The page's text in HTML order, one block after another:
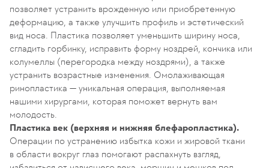
позволяет устранить врожденную или приобретенную
деформацию, а также улучшить профиль и эстетический
вид носа. Пластика позволяет уменьшить ширину носа,
сгладить горбинку, исправить форму ноздрей, кончика или
колумеллы (перегородка между ноздрями), а также
устранить возрастные изменения. Омолаживающая
ринопластика — уникальная операция, выполняемая
нашими хирургами, которая поможет вернуть вам
молодость.
Пластика век (верхняя и нижняя блефаропластика).
Операции по устранению избытка кожи и жировой ткани
в области вокруг глаз помогают распахнуть взгляд,